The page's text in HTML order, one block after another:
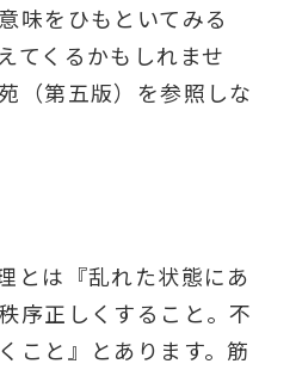
味をひもといてみる
てくるかもしれませ
（第五版）を参照しな
とは『乱れた状態にあ
序正しくすること。不
こと』とあります。筋